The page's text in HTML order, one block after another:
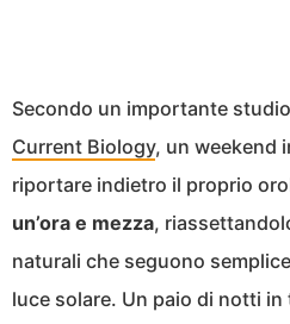
Secondo un importante
Current Biology, un weekend
riportare indietro il proprio
un’ora e mezza,
naturali che seguono
luce solare. Un paio di notti